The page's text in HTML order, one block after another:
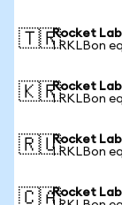
🇹🇷Rocket
1 RKLBon
🇰🇷Rocket
1 RKLBon
🇷🇺Rocket
1 RKLBon
🇨🇦Rocket